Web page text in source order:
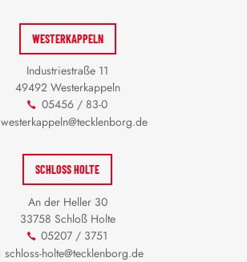
WESTERKAPPELN
Industriestraße 11
49492 Westerkappeln
05456 / 83-0
westerkappeln@tecklenborg.de
SCHLOSS HOLTE
An der Heller 30
33758 Schloß Holte
05207 / 3751
schloss-holte@tecklenborg.de